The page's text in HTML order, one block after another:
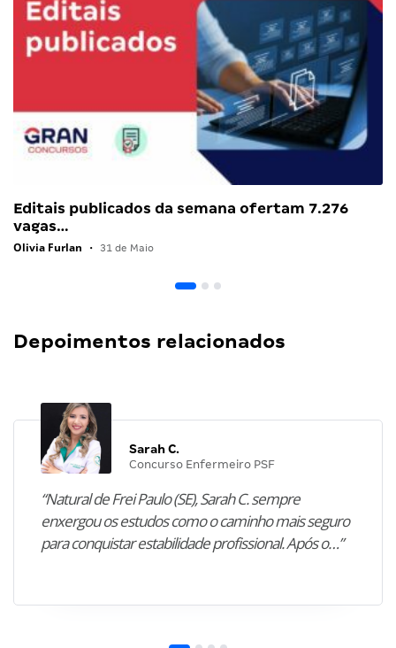
Editais publicados da semana ofertam 7.276
vagas…
Olivia Furlan • 31 de Maio
Depoimentos relacionados
Sarah C.
Concurso Enfermeiro PSF
“Natural de Frei Paulo (SE), Sarah C. sempre
enxergou os estudos como o caminho mais seguro
para conquistar estabilidade profissional. Após o…”